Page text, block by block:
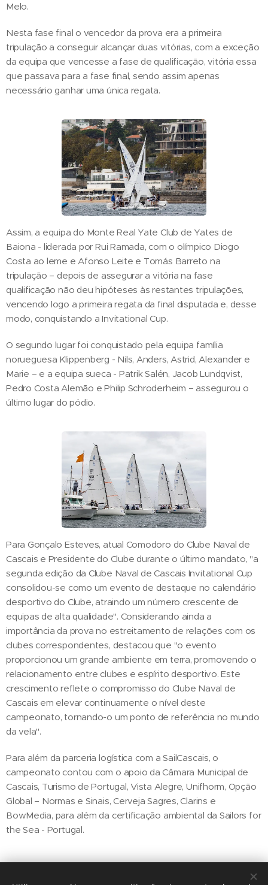
Melo.
Nesta fase final o vencedor da prova era a primeira
tripulação a conseguir alcançar duas vitórias, com a exceção
da equipa que vencesse a fase de qualificação, vitória essa
que passava para a fase final, sendo assim apenas
necessário ganhar uma única regata.
Assim, a equipa do Monte Real Yate Club de Yates de
Baiona - liderada por Rui Ramada, com o olímpico Diogo
Costa ao leme e Afonso Leite e Tomás Barreto na
tripulação – depois de assegurar a vitória na fase
qualificação não deu hipóteses às restantes tripulações,
vencendo logo a primeira regata da final disputada e, desse
modo, conquistando a Invitational Cup.
O segundo lugar foi conquistado pela equipa família
norueguesa Klippenberg - Nils, Anders, Astrid, Alexander e
Marie – e a equipa sueca - Patrik Salén, Jacob Lundqvist,
Pedro Costa Alemão e Philip Schroderheim – assegurou o
último lugar do pódio.
Para Gonçalo Esteves, atual Comodoro do Clube Naval de
Cascais e Presidente do Clube durante o último mandato, "a
segunda edição da Clube Naval de Cascais Invitational Cup
consolidou-se como um evento de destaque no calendário
desportivo do Clube, atraindo um número crescente de
equipas de alta qualidade". Considerando ainda a
importância da prova no estreitamento de relações com os
clubes correspondentes, destacou que "o evento
proporcionou um grande ambiente em terra, promovendo o
relacionamento entre clubes e espírito desportivo. Este
crescimento reflete o compromisso do Clube Naval de
Cascais em elevar continuamente o nível deste
campeonato, tornando-o um ponto de referência no mundo
da vela".
Para além da parceria logística com a SailCascais, o
campeonato contou com o apoio da Câmara Municipal de
Cascais, Turismo de Portugal, Vista Alegre, Unifhorm, Opção
Global – Normas e Sinais, Cerveja Sagres, Clarins e
BowMedia, para além da certificação ambiental da Sailors for
the Sea - Portugal.